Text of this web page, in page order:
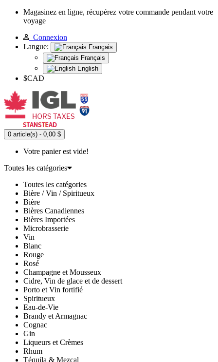
Magasinez en ligne, récupérez votre commande pendant votre
voyage
Connexion
Langue:
Français
Français
English
$CAD
0 article(s) - 0,00 $
Votre panier est vide!
Toutes les catégories
Toutes les catégories
Bière / Vin / Spiritueux
Bière
Bières Canadiennes
Bières Importées
Microbrasserie
Vin
Blanc
Rouge
Rosé
Champagne et Mousseux
Cidre, Vin de glace et de dessert
Porto et Vin fortifié
Spiritueux
Eau-de-Vie
Brandy et Armagnac
Cognac
Gin
Liqueurs et Crèmes
Rhum
Téquila & Mezcal